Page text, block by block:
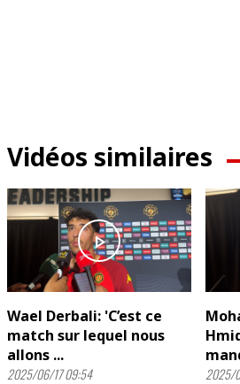
Vidéos similaires
play_arrow
Wael Derbali: 'C’est ce
match sur lequel nous
allons ...
2025/06/17 09:54 2025/